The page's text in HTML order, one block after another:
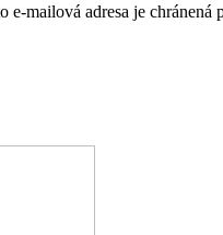
e-mailová adresa je